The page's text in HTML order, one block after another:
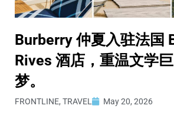
Burberry 仲夏入驻法国
Rives 酒店，重温文学
梦。
FRONTLINE, TRAVEL May 20, 2026